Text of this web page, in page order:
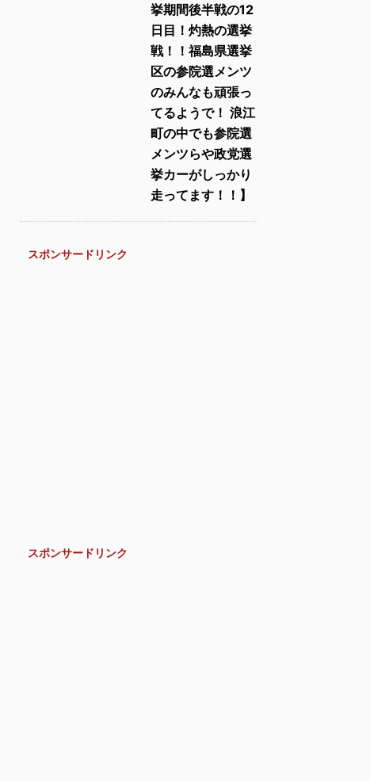
挙期間後半戦の12
日目！灼熱の選挙
戦！！福島県選挙
区の参院選メンツ
のみんなも頑張っ
てるようで！ 浪江
町の中でも参院選
メンツらや政党選
挙カーがしっかり
走ってます！！】
スポンサードリンク
スポンサードリンク